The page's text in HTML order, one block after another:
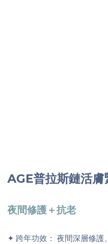
AGE普拉斯鏈活膚
夜間修護＋抗老
✦ 跨年功效： 夜間深層修護